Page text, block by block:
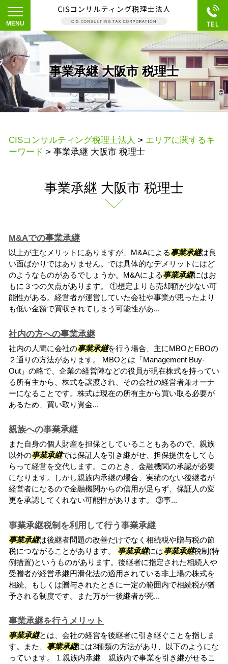
事業承継 大阪市 税理士
CISコンサルティング税理士法人 > エリアに関するキ
ーワード > 事業承継 大阪市 税理士
事業承継 大阪市 税理士
M&Aでの事業承継
以上が主なメリットにありますが、M&Aによる事業承継は良
い面ばかりではありません。では具体的なデメリットにはど
のようなものがあるでしょうか。M&Aによる事業承継にはお
もに３つの欠点があります。 ①想定よりも売却額が少ない可
能性がある。経営者が運営していた会社や事業が思ったより
も低い金額で買収されてしまう可能性があ...
社内の方への事業承継
社内の人間に会社の事業承継を行う場合、主にMBOとEBOの
２通りの方法があります。 MBOとは「Management Buy-
Out」の略で、企業の経営陣などの役員が現在株式を持ってい
る所有主から、株式を譲渡され、その会社の経営者兼オーナ
ーになることです。株式は現在の所有主から買い取る必要が
あるため、買い取り資金...
親族への事業承継
また自身の個人財産を担保としていることもあるので、親族
以外の事業承継では保証人を引き継がせ、担保提供をしても
らって経営を交代します。このとき、金融機関の承認が必要
になります。しかし親族内承継の場合、実績のない後継者が
経営者になるので金融機関からの信用が足らず、保証人の変
更を承認してくれない可能性があります。 ③事...
事業承継税制を利用して行う事業承継
事業承継は後継者問題の改善だけでなく相続税や贈与税の節
税につながることがあります。 事業承継には事業承継税制(特
例措置)というものがあります。後継者に指定された相続人や
受贈者が経営承継円滑化法の適用されている非上場の株式を
相続、もしくは贈与されたときに一定の範囲内で相続税が猶
予される制度です。また万が一後継者が死...
事業承継を行うメリット
事業承継とは、会社の経営を後継者に引き継ぐことを指しま
す。また、 事業承継には3種類の方法があり、以下のようにな
っています。 1 親族内承継 親族内で事業を引き継がせるこ